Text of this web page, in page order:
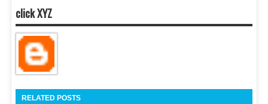
click XYZ
RELATED POSTS